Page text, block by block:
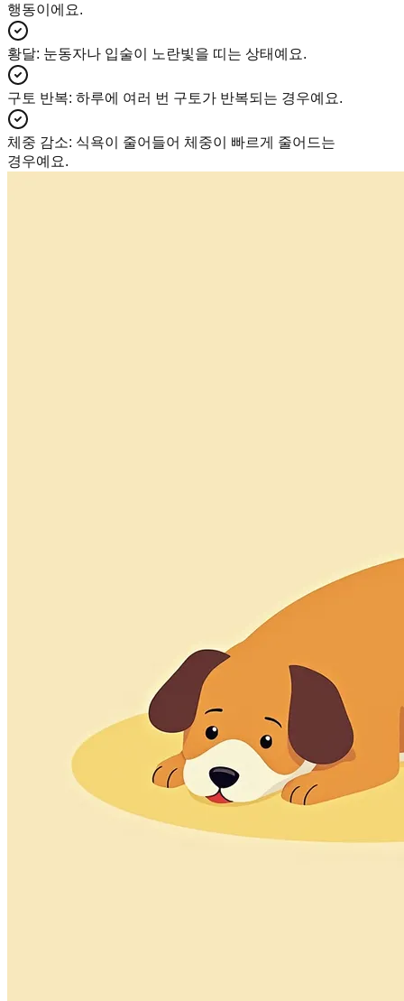
행동이에요.
황달: 눈동자나 입술이 노란빛을 띠는 상태예요.
구토 반복: 하루에 여러 번 구토가 반복되는 경우예요.
체중 감소: 식욕이 줄어들어 체중이 빠르게 줄어드는
경우예요.